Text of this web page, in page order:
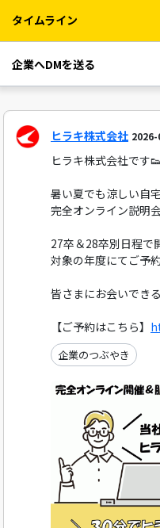
タイムライン
企業へDMを送る
ヒラキ株式会社
ヒラキ株式会社です👟
暑い夏でも涼しい自
完全オンライン説明
27卒＆28卒別日程で
対象の年度にてご予
皆さまにお会いでき
【ご予約はこちら】
企業のつぶやき